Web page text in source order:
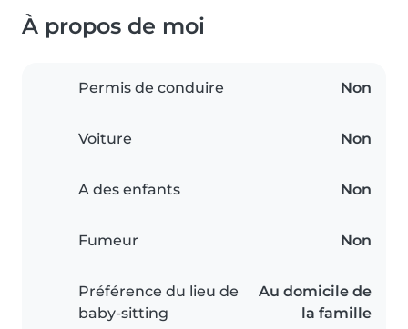
À propos de moi
Permis de conduire Non
Voiture Non
A des enfants Non
Fumeur Non
Préférence du lieu de
baby-sitting
Au domicile de
la famille